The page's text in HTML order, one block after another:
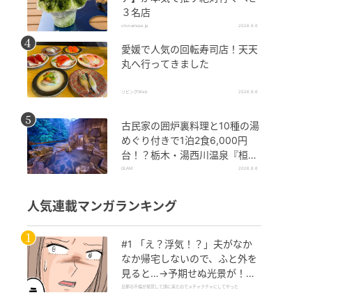
３名店
otonamuse.jp 2026.8.6
愛媛で人気の回転寿司店！天天
丸へ行ってきました
リビングWeb 2026.8.6
古民家の囲炉裏料理と10種の湯
めぐり付きで1泊2食6,000円
台！？栃木・湯西川温泉『桓武
平氏ゆかりの宿 揚羽』で叶う秘
GLAM 2026.8.6
人気連載マンガランキング
#1 「え？浮気！？」夫がなか
なか帰宅しないので、ふと外を
見ると…→予期せぬ光景が！｜
旦那の不倫が発覚して頭に来た
旦那の不倫が発覚して頭に来たのでメチャクチャにしてやった